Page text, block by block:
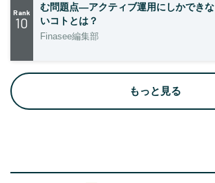
Rank
10
む問題点―アクティブ運用にしかできな
いコトとは？
Finasee編集部
もっと見る